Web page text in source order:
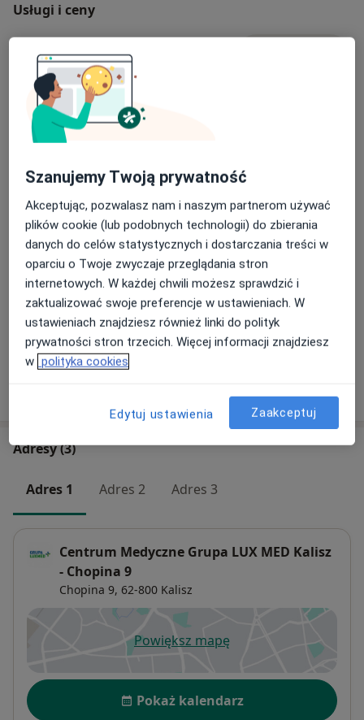
Usługi i ceny
Od 319 zł Szczegóły
Prowadzenie ciąży
Od 359 zł Szczegóły
Konsultacja ginekologiczna + USG
Od 339 zł Szczegóły
Telemedycyna - Porada - Gienkologa
Od 189 zł Szczegóły
USG ginekologiczne
Od 299 zł Szczegóły
W jaki sposób ustalane są ceny?
Adresy (3)
Adres 1 Adres 2 Adres 3
Centrum Medyczne Grupa LUX MED Kalisz
- Chopina 9
Chopina 9, 62-800 Kalisz
Powiększ mapęotwiera się w nowej karcie
Dostępność
Pokaż kalendarz
Szanujemy Twoją prywatność
Akceptując, pozwalasz nam i naszym partnerom używać
plików cookie (lub podobnych technologii) do zbierania
danych do celów statystycznych i dostarczania treści w
oparciu o Twoje zwyczaje przeglądania stron
internetowych. W każdej chwili możesz sprawdzić i
zaktualizować swoje preferencje w ustawieniach. W
ustawieniach znajdziesz również linki do polityk
prywatności stron trzecich. Więcej informacji znajdziesz
w polityka cookies
Edytuj ustawienia Zaakceptuj